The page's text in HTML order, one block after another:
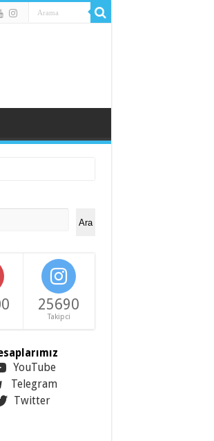
Ara
25690
Takipci
YouTube
Telegram
Twitter